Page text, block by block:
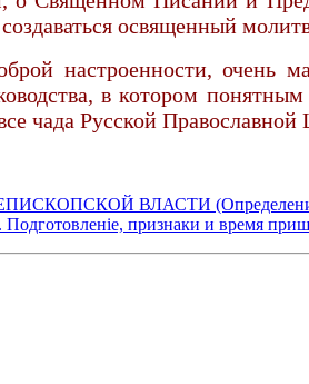
освященный
настроенности, очень
в котором
чада Русской Православной
ВЛАСТИ (Определение
признаки и время